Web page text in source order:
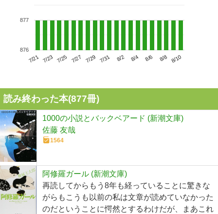
7/21 7/23 7/25 7/27 7/29 7/31 8/2 8/4 8/6 8/8 8/10
876
877
読み終わった本(877冊)
1000の小説とバックベアード (新潮文庫)
佐藤 友哉
1564
阿修羅ガール (新潮文庫)
再読してからもう8年も経っていることに驚きな
がらもこうも以前の私は文章が読めていなかった
のだということに愕然とするわけだが、まあこれ